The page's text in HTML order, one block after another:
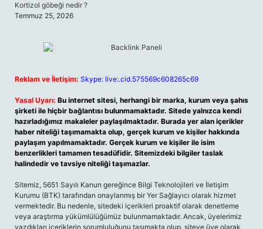
Kortizol göbeği nedir ?
Temmuz 25, 2026
Reklam ve İletişim: Skype: live:.cid.575569c608265c69
Yasal Uyarı: Bu internet sitesi, herhangi bir marka, kurum veya şahıs
şirketi ile hiçbir bağlantısı bulunmamaktadır. Sitede yalnızca kendi
hazırladığımız makaleler paylaşılmaktadır. Burada yer alan içerikler
haber niteliği taşımamakta olup, gerçek kurum ve kişiler hakkında
paylaşım yapılmamaktadır. Gerçek kurum ve kişiler ile isim
benzerlikleri tamamen tesadüfidir. Sitemizdeki bilgiler taslak
halindedir ve tavsiye niteliği taşımazlar.
Sitemiz, 5651 Sayılı Kanun gereğince Bilgi Teknolojileri ve İletişim
Kurumu (BTK) tarafından onaylanmış bir Yer Sağlayıcı olarak hizmet
vermektedir. Bu nedenle, sitedeki içerikleri proaktif olarak denetleme
veya araştırma yükümlülüğümüz bulunmamaktadır. Ancak, üyelerimiz
yazdıkları içeriklerin sorumluluğunu taşımakta olup, siteye üye olarak